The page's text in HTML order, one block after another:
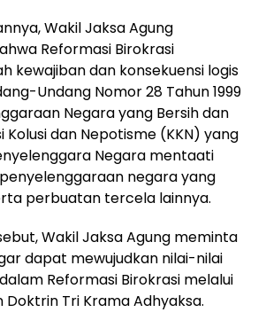
Wakil Jaksa Agung
Reformasi Birokrasi
kewajiban dan konsekuensi logis
Undang Nomor 28 Tahun 1999
Negara yang Bersih dan
Kolusi dan Nepotisme (KKN) yang
Negara mentaati
negara yang
perbuatan tercela lainnya.
Wakil Jaksa Agung meminta
dapat mewujudkan nilai-nilai
Reformasi Birokrasi melalui
Tri Krama Adhyaksa.